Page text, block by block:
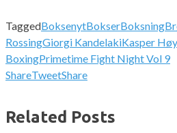
TaggedBoksenytBokserBoksning
RossingGiorgi KandelakiKasper
BoxingPrimetime Fight Night Vol 9
ShareTweetShare
Related Posts